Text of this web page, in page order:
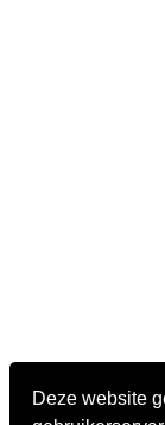
Deze website